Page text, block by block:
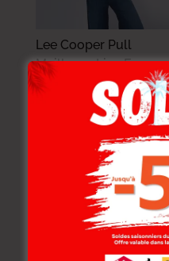
Lee Cooper Pull
Maille-02 Lina Femme
Nat.
-40%